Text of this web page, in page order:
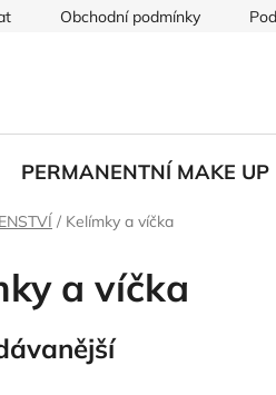
Obchodní podmínky
PERMANENTNÍ MAKE UP
/ Kelímky a víčka
a víčka